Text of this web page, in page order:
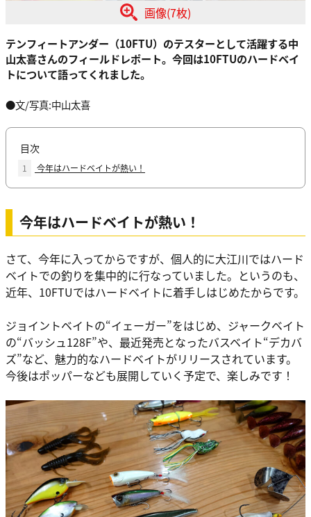
画像(7枚)
テンフィートアンダー（10FTU）のテスターとして活躍する中
山太喜さんのフィールドレポート。 今回は10FTUのハードベイ
トについて語ってくれました。
●文/写真:中山太喜
目次
1 今年はハードベイトが熱い！
今年はハードベイトが熱い！
さて、今年に入ってからですが、個人的に大江川ではハード
ベイトでの釣りを集中的に行なっていました。というのも、
近年、10FTUではハードベイトに着手しはじめたからです。
ジョイントベイトの“イェーガー”をはじめ、ジャークベイト
の“バッシュ128F”や、最近発売となったバスベイト“デカバ
ズ”など、魅力的なハードベイトがリリースされています。
今後はポッパーなども展開していく予定で、楽しみです！